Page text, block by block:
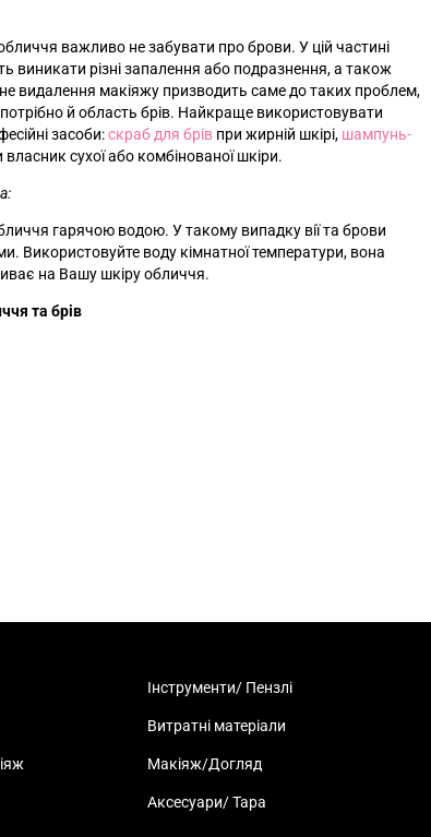
важливо не забувати про брови. У цій частині
виникати різні запалення або подразнення, а також
видалення макіяжу призводить саме до таких проблем,
й область брів. Найкраще використовувати
засоби:скраб для брів при жирній шкірі, шампунь-
сухої або комбінованої шкіри.
гарячою водою. У такому випадку вії та брови
Використовуйте воду кімнатної температури, вона
на Вашу шкіру обличчя.
та брів
Інструменти/ Пензлі
Витратні матеріали
Макіяж/Догляд
Аксесуари/ Тара